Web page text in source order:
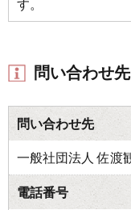
す。
問い合わせ先
問い合わせ先
一般社団法人 佐渡
電話番号